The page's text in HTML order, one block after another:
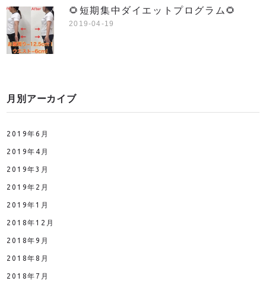
🌻短期集中ダイエットプログラム🌻
2019-04-19
月別アーカイブ
2019年6月
2019年4月
2019年3月
2019年2月
2019年1月
2018年12月
2018年9月
2018年8月
2018年7月